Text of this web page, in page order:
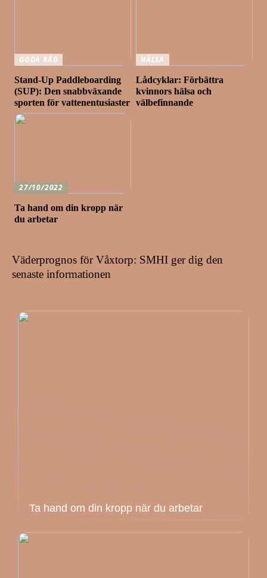
GODA RÅD
Stand-Up Paddleboarding
(SUP): Den snabbväxande
sporten för vattenentusiaster
HÄLSA
Lådcyklar: Förbättra
kvinnors hälsa och
välbefinnande
27/10/2022
Ta hand om din kropp när
du arbetar
Väderprognos för Våxtorp: SMHI ger dig den
senaste informationen
Ta hand om din kropp när du arbetar